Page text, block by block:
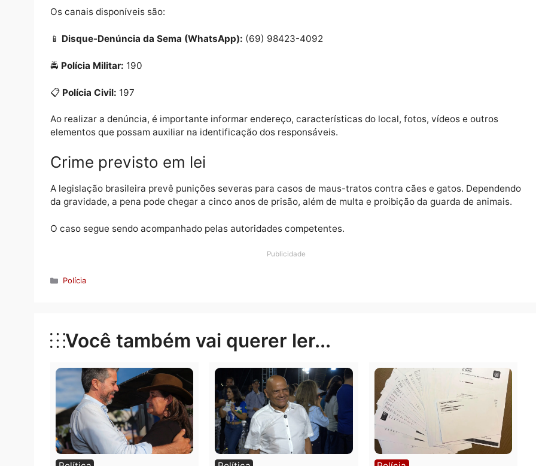
recuperação.
Como denunciar maus-tratos contra animais em Porto
A Prefeitura orienta que qualquer situação de violência, abandono ou negligência contra animais
Os canais disponíveis são:
Polícia Militar:
📋Polícia Civil:197
Ao realizar a denúncia, é importante informar endereço, características do local, fotos, vídeos e
elementos que possam auxiliar na identificação dos responsáveis.
Crime previsto em lei
O caso segue sendo acompanhado pelas autoridades competentes.
Publicidade
Categorias
Polícia